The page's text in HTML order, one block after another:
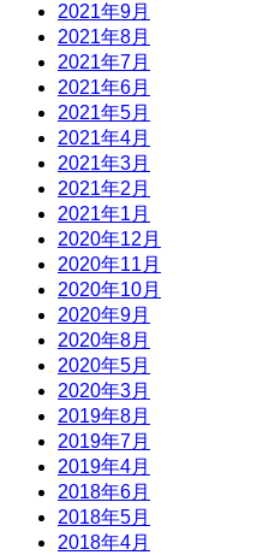
2021年9月
2021年8月
2021年7月
2021年6月
2021年5月
2021年4月
2021年3月
2021年2月
2021年1月
2020年12月
2020年11月
2020年10月
2020年9月
2020年8月
2020年5月
2020年3月
2019年8月
2019年7月
2019年4月
2018年6月
2018年5月
2018年4月